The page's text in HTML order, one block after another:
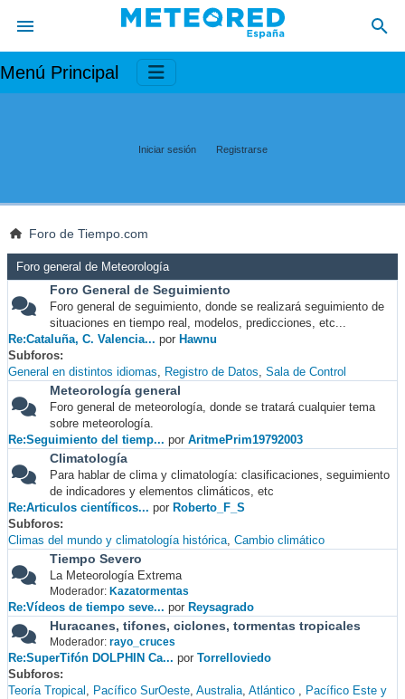
Menú Principal
Iniciar sesión Registrarse
Foro de Tiempo.com
Foro general de Meteorología
Foro General de Seguimiento
Foro general de seguimiento, donde se realizará seguimiento de
situaciones en tiempo real, modelos, predicciones, etc...
Re:Cataluña, C. Valencia... por Hawnu
Subforos
General en distintos idiomas
Registro de Datos Sala de Control
Meteorología general
Foro general de meteorología, donde se tratará cualquier tema
sobre meteorología.
Re:Seguimiento del tiemp... por AritmePrim19792003
Climatología
Para hablar de clima y climatología: clasificaciones, seguimiento
de indicadores y elementos climáticos, etc
Re:Articulos científicos... por Roberto_F_S
Subforos
Climas del mundo y climatología histórica Cambio climático
Tiempo Severo
La Meteorología Extrema
Moderador: Kazatormentas
Re:Vídeos de tiempo seve... por Reysagrado
Huracanes, tifones, ciclones, tormentas tropicales
Moderador: rayo_cruces
Re:SuperTifón DOLPHIN Ca... por Torrelloviedo
Subforos
Teoría Tropical
Pacífico SurOeste Australia Atlántico
Pacífico Este y